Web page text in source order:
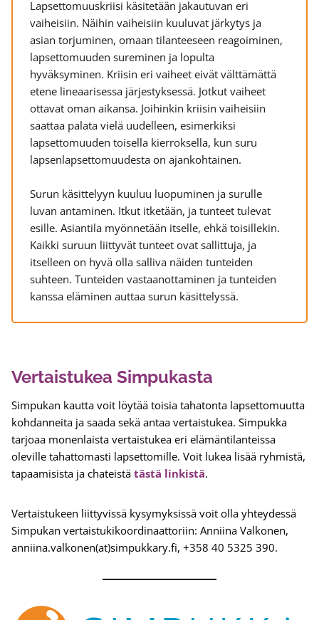
Lapsettomuuskriisi käsitetään jakautuvan eri
vaiheisiin. Näihin vaiheisiin kuuluvat järkytys ja
asian torjuminen, omaan tilanteeseen reagoiminen,
lapsettomuuden sureminen ja lopulta
hyväksyminen. Kriisin eri vaiheet eivät välttämättä
etene lineaarisessa järjestyksessä. Jotkut vaiheet
ottavat oman aikansa. Joihinkin kriisin vaiheisiin
saattaa palata vielä uudelleen, esimerkiksi
lapsettomuuden toisella kierroksella, kun suru
lapsenlapsettomuudesta on ajankohtainen.
Surun käsittelyyn kuuluu luopuminen ja surulle
luvan antaminen. Itkut itketään, ja tunteet tulevat
esille. Asiantila myönnetään itselle, ehkä toisillekin.
Kaikki suruun liittyvät tunteet ovat sallittuja, ja
itselleen on hyvä olla salliva näiden tunteiden
suhteen. Tunteiden vastaanottaminen ja tunteiden
kanssa eläminen auttaa surun käsittelyssä.
Vertaistukea Simpukasta
Simpukan kautta voit löytää toisia tahatonta lapsettomuutta
kohdanneita ja saada sekä antaa vertaistukea. Simpukka
tarjoaa monenlaista vertaistukea eri elämäntilanteissa
oleville tahattomasti lapsettomille. Voit lukea lisää ryhmistä,
tapaamisista ja chateistä tästä linkistä.
Vertaistukeen liittyvissä kysymyksissä voit olla yhteydessä
Simpukan vertaistukikoordinaattoriin: Anniina Valkonen,
anniina.valkonen(at)simpukkary.fi, +358 40 5325 390.